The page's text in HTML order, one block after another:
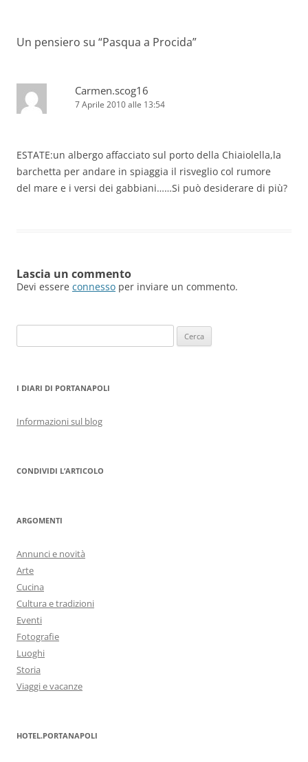
Un pensiero su “Pasqua a Procida”
Carmen.scog16
7 Aprile 2010 alle 13:54
ESTATE:un albergo affacciato sul porto della Chiaiolella,la
barchetta per andare in spiaggia il risveglio col rumore
del mare e i versi dei gabbiani……Si può desiderare di più?
Lascia un commento
Devi essere connesso per inviare un commento.
per:
I DIARI DI PORTANAPOLI
Informazioni sul blog
CONDIVIDI L’ARTICOLO
ARGOMENTI
Annunci e novità
Arte
Cucina
Cultura e tradizioni
Eventi
Fotografie
Luoghi
Storia
Viaggi e vacanze
HOTEL.PORTANAPOLI